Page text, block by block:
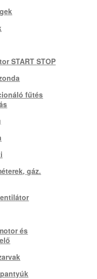
START STOP
fűtés
gáz.
és